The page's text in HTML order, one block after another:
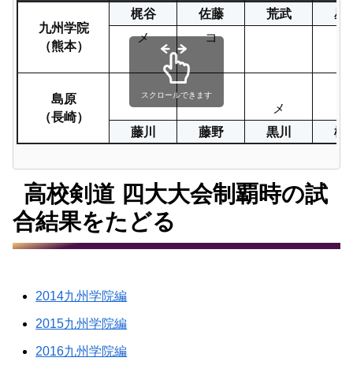
九州学院
（熊本）
梶谷 佐藤 荒武
星
メ
コ
島原
（長崎）
メ
藤川
藤野 黒川 松
スクロールできます
高校剣道 四大大会制覇時の試
合結果をたどる
2014九州学院編
2015九州学院編
2016九州学院編